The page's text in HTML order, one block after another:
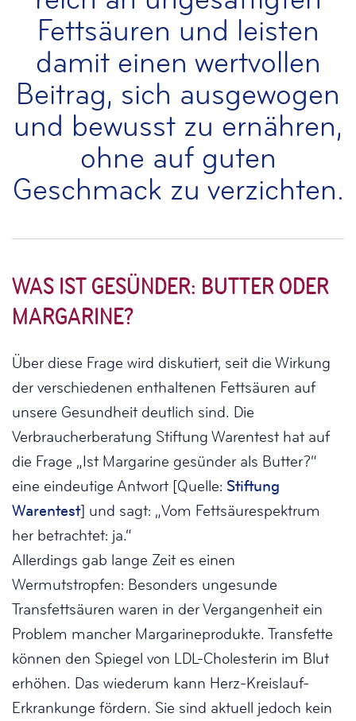
Fettsäuren und leisten
damit einen wertvollen
Beitrag, sich ausgewogen
und bewusst zu ernähren,
ohne auf guten
Geschmack zu verzichten.
WAS IST GESÜNDER: BUTTER ODER
MARGARINE?
Über diese Frage wird diskutiert, seit die Wirkung
der verschiedenen enthaltenen Fettsäuren auf
unsere Gesundheit deutlich sind. Die
Verbraucherberatung Stiftung Warentest hat auf
die Frage „Ist Margarine gesünder als Butter?“
eine eindeutige Antwort [Quelle: Stiftung
Warentest] und sagt: „Vom Fett­säurespektrum
her betrachtet: ja.“
Allerdings gab lange Zeit es einen
Wermutstropfen: Besonders ungesunde
Transfettsäuren waren in der Vergangenheit ein
Problem mancher Margarineprodukte. Transfette
können den Spiegel von LDL-Cholesterin im Blut
erhöhen. Das wiederum kann Herz-Kreislauf-
Erkrankunge fördern. Sie sind aktuell jedoch kein